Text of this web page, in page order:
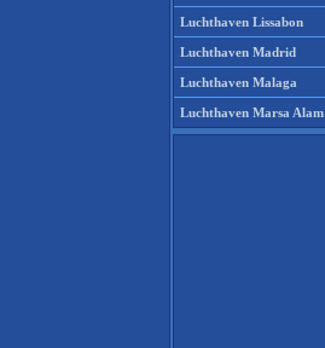
Luchthaven Lissabon
Luchthaven Madrid
Luchthaven Malaga
Luchthaven Marsa Alam